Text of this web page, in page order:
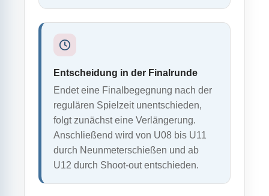
Entscheidung in der Finalrunde
Endet eine Finalbegegnung nach der
regulären Spielzeit unentschieden,
folgt zunächst eine Verlängerung.
Anschließend wird von U08 bis U11
durch Neunmeterschießen und ab
U12 durch Shoot-out entschieden.